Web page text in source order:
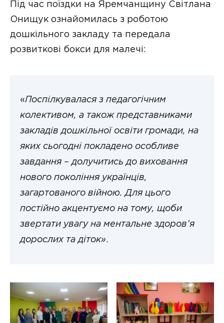
Під час поїздки на Яремчанщину Світлана
Онищук ознайомилась з роботою
дошкільного закладу та передала
розвиткові бокси для малечі:
«Поспілкувалася з педагогічним
колективом, а також представниками
закладів дошкільної освіти громади, на
яких сьогодні покладено особливе
завдання – долучитись до виховання
нового покоління українців,
загартованого війною. Для цього
постійно акцентуємо на тому, щоби
звертати увагу на ментальне здоров’я
дорослих та діток».